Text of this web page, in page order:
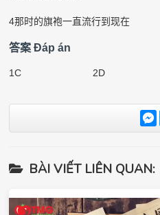
4那时的旗袍一直流行到现在
答案 Đáp án
1C 2D
BÀI VIẾT LIÊN QUAN: